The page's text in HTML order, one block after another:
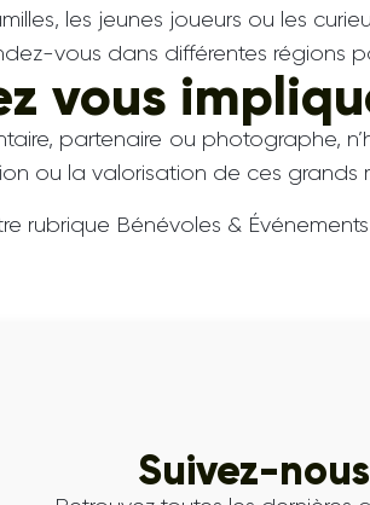
les jeunes joueurs ou les
vous dans différentes régions
vous
partenaire ou photographe,
ou la valorisation de ces grands
rubrique Bénévoles & Événements
Suivez-